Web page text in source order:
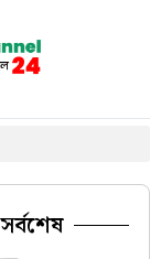
সর্বশেষ